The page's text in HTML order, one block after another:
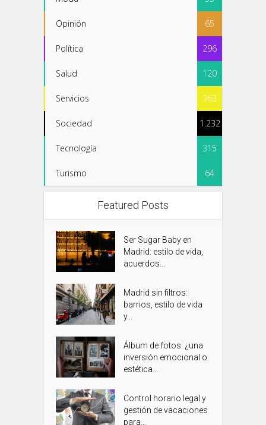
Opinión 65
Política 296
Salud 120
Servicios 363
Sociedad 1.232
Tecnología 315
Turismo 64
Featured Posts
Ser Sugar Baby en
Madrid: estilo de vida,
acuerdos...
Madrid sin filtros:
barrios, estilo de vida
y...
Álbum de fotos: ¿una
inversión emocional o
estética...
Control horario legal y
gestión de vacaciones
para...